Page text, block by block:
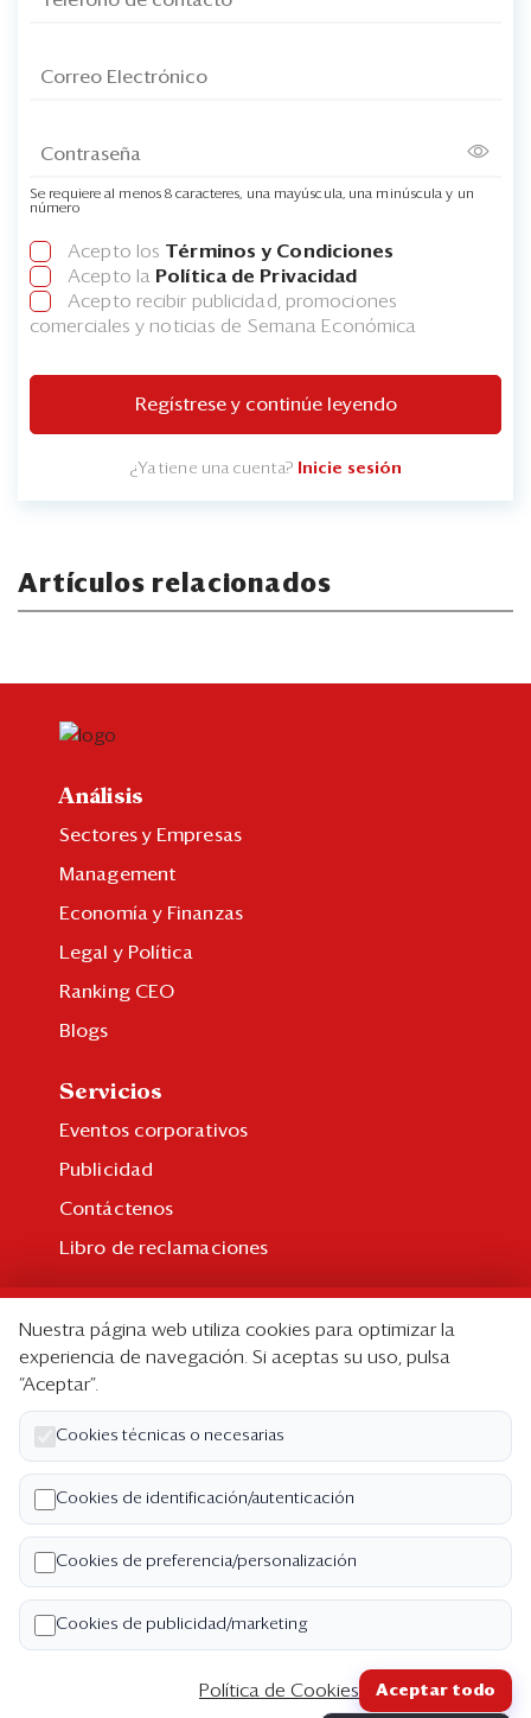
Se requiere al menos 8 caracteres, una mayúscula, una minúscula y un
número
Acepto los Términos y Condiciones
Acepto la Política de Privacidad
Acepto recibir publicidad, promociones
comerciales y noticias de Semana Económica
Regístrese y continúe leyendo
¿Ya tiene una cuenta? Inicie sesión
Artículos relacionados
Análisis
Sectores y Empresas
Management
Economía y Finanzas
Legal y Política
Ranking CEO
Blogs
Servicios
Eventos corporativos
Publicidad
Contáctenos
Libro de reclamaciones
Suscripción individual
Paquetes corporativos
Edición Impresa
Nosotros
Quiénes somos
Código de ética
Términos y Condiciones
Copyright ©2026 Semana Económica. Todos los
Nuestra página web utiliza cookies para optimizar la
experiencia de navegación. Si aceptas su uso, pulsa
“Aceptar”.
Cookies técnicas o necesarias
Cookies de identificación/autenticación
Cookies de preferencia/personalización
Cookies de publicidad/marketing
Política de Cookies Aceptar todo